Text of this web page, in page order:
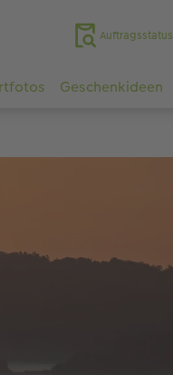
Auftragsstatus
Geschenkideen